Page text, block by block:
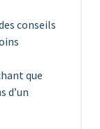
conseils
que
d’un